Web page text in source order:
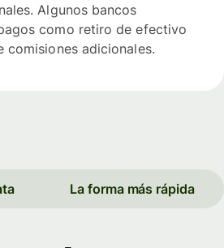
Algunos bancos
como retiro de efectivo
adicionales.
La forma más rápida